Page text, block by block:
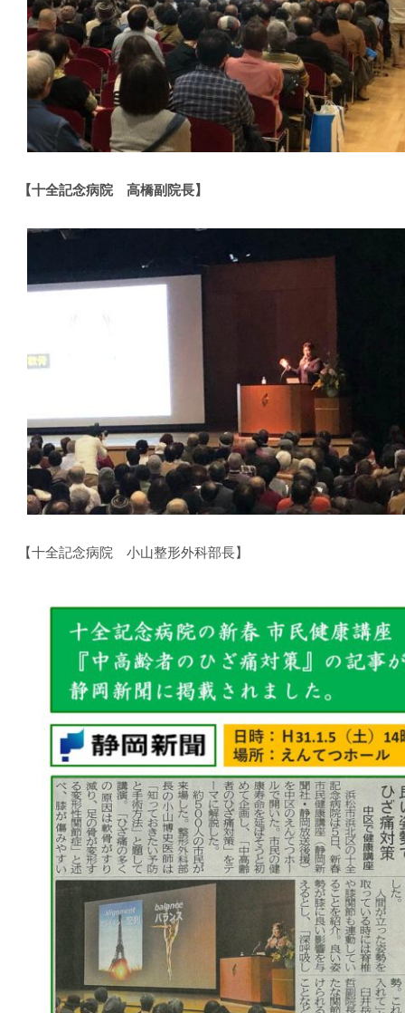
【十全記念病院 高橋副院長】
【十全記念病院 小山整形外科部長】